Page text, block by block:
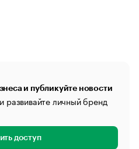
и публикуйте новости
развивайте личный бренд
доступ